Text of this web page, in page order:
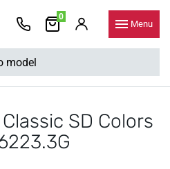
0
Menu
SD Colors